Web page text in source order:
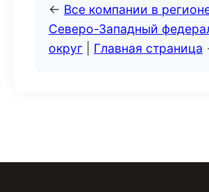
← Все компании в
Северо-Западный
округ
Главная страница